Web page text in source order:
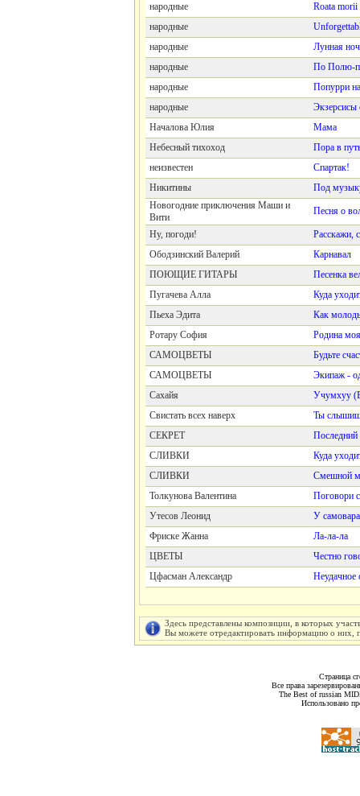
народные
Roata morii
народные
народные
Лунная
народные
По Полю-
народные
Попурри
народные
Экзерсисы
Началова Юлия
Мама
Небесный тихоход
Пора в
неизвестен
Спартак!
Никитины
Под
Новогодние приключения Маши и
Вити
Песня о
Ну, погоди!
Расскажи,
Ободзинский Валерий
Карнавал
ПОЮЩИЕ ГИТАРЫ
Песенка
Пугачева Алла
Куда
Пьеха Эдита
Как
Ротару София
Родина моя
САМОЦВЕТЫ
Будьте
САМОЦВЕТЫ
Экипаж -
Сахайя
Учумхуу
Свистать всех наверх
Ты
СЕКРЕТ
Последний
СЛИВКИ
Куда
СЛИВКИ
Смешной
Толкунова Валентина
Поговори
Утесов Леонид
У самовара
Фриске Жанна
Ла-ла-ла
ЦВЕТЫ
Честно
Цфасман Александр
Неудачное
Здесь представлены композиции, в которых
Вы можете отредактировать информацию о них,
Страница
Все права
The Best of russian
Использовано